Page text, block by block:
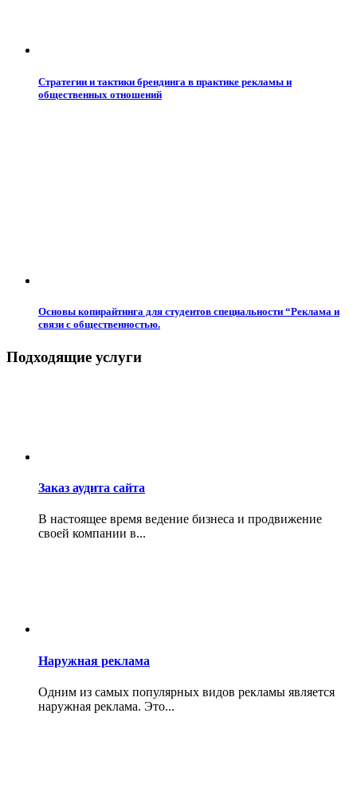
Стратегии и тактики брендинга в практике рекламы и
общественных отношений
Основы копирайтинга для студентов специальности “Реклама и
связи с общественностью.
Подходящие услуги
Заказ аудита сайта
В настоящее время ведение бизнеса и продвижение
своей компании в...
Наружная реклама
Одним из самых популярных видов рекламы является
наружная реклама. Это...